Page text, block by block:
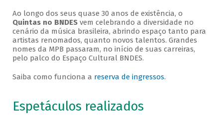
Ao longo dos seus quase 30 anos de existência, o
Quintas no BNDESvem celebrando a diversidade no
cenário da música brasileira, abrindo espaço tanto para
artistas renomados, quanto novos talentos. Grandes
nomes da MPB passaram, no início de suas carreiras,
pelo palco do Espaço Cultural BNDES.
Saiba como funciona a reserva de ingressos.
Espetáculos realizados